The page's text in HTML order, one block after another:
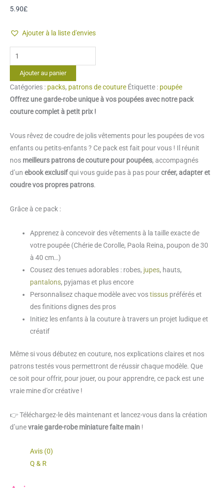
5.90£
Ajouter à la liste d'envies
quantité
de
Pack
patrons
de
couture
les
poupées
Ajouter au panier
Catégories : packs, patrons de couture Étiquette : poupée
Offrez une garde-robe unique à vos poupées avec notre pack
couture complet à petit prix !
Vous rêvez de coudre de jolis vêtements pour les poupées de vos
enfants ou petits-enfants ? Ce pack est fait pour vous ! Il réunit
nos meilleurs patrons de couture pour poupées, accompagnés
d’un ebook exclusifqui vous guide pas à pas pourcréer, adapter et
coudre vos propres patrons.
Grâce à ce pack :
Apprenez à concevoir des vêtements à la taille exacte de
votre poupée (Chérie de Corolle, Paola Reina, poupon de 30
à 40 cm…)
Cousez des tenues adorables : robes, jupes, hauts,
pantalons, pyjamas et plus encore
Personnalisez chaque modèle avec vostissus préférés et
des finitions dignes des pros
Initiez les enfants à la couture à travers un projet ludique et
créatif
Même si vous débutez en couture, nos explications claires et nos
patrons testés vous permettront de réussir chaque modèle. Que
ce soit pour offrir, pour jouer, ou pour apprendre, ce pack est une
vraie mine d’or créative !
👉 Téléchargez-le dès maintenant et lancez-vous dans la création
d’unevraie garde-robe miniature faite main !
Avis (0)
Q & R